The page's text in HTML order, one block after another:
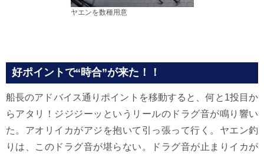
ヤエンを数種用意
好ポイントで“時合”が来た！！
船長のアドバイス通りポイントを移動すると、何と1投目か
らアタリ！ジジジーッというリールのドラグ音が鳴り響い
た。アオリイカがアジを抱いて引っ張って行く。ヤエン釣
りは、このドラグ音が堪らない。ドラグ音が止まりイカが